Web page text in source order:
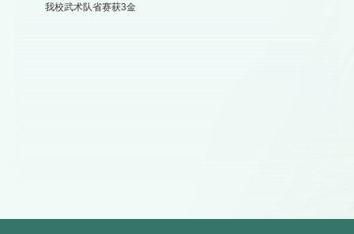
我校武术队省赛获3金